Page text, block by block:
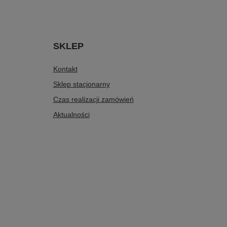
SKLEP
Kontakt
Sklep stacjonarny
Czas realizacji zamówień
Aktualności